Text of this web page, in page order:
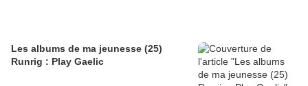
Les albums de ma jeunesse (25)
Runrig : Play Gaelic